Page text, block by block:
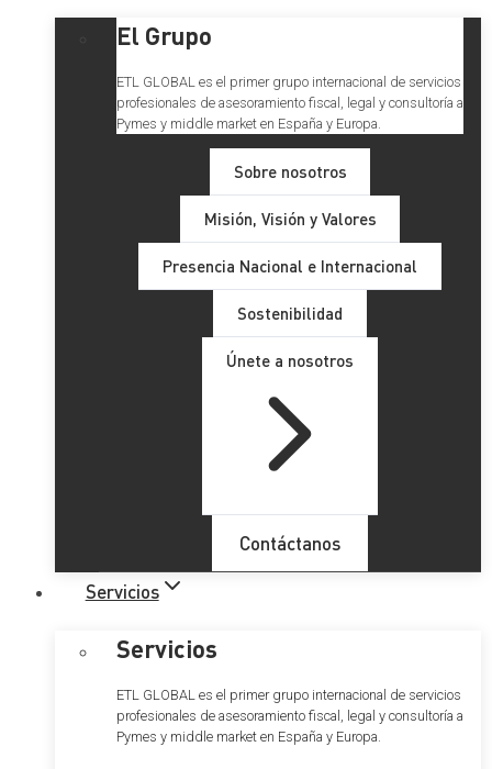
El Grupo
ETL GLOBAL es el primer grupo internacional de servicios
profesionales de asesoramiento fiscal, legal y consultoría a
Pymes y middle market en España y Europa.
Sobre nosotros
Misión, Visión y Valores
Presencia Nacional e Internacional
Sostenibilidad
Únete a nosotros
Contáctanos
Servicios
Servicios
ETL GLOBAL es el primer grupo internacional de servicios
profesionales de asesoramiento fiscal, legal y consultoría a
Pymes y middle market en España y Europa.